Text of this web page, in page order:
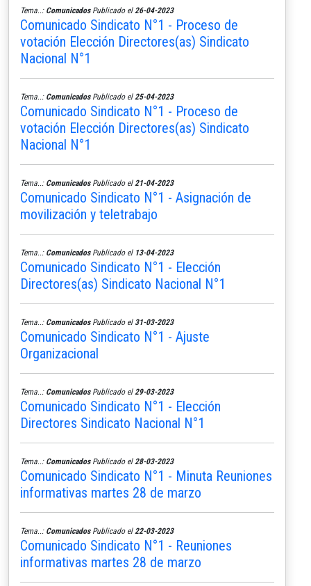
Tema..: ComunicadosPublicado el 26-04-2023
Comunicado Sindicato N°1 - Proceso de
votación Elección Directores(as) Sindicato
Nacional N°1
Tema..: ComunicadosPublicado el 25-04-2023
Comunicado Sindicato N°1 - Proceso de
votación Elección Directores(as) Sindicato
Nacional N°1
Tema..: ComunicadosPublicado el 21-04-2023
Comunicado Sindicato N°1 - Asignación de
movilización y teletrabajo
Tema..: ComunicadosPublicado el 13-04-2023
Comunicado Sindicato N°1 - Elección
Directores(as) Sindicato Nacional N°1
Tema..: ComunicadosPublicado el 31-03-2023
Comunicado Sindicato N°1 - Ajuste
Organizacional
Tema..: ComunicadosPublicado el 29-03-2023
Comunicado Sindicato N°1 - Elección
Directores Sindicato Nacional N°1
Tema..: ComunicadosPublicado el 28-03-2023
Comunicado Sindicato N°1 - Minuta Reuniones
informativas martes 28 de marzo
Tema..: ComunicadosPublicado el 22-03-2023
Comunicado Sindicato N°1 - Reuniones
informativas martes 28 de marzo